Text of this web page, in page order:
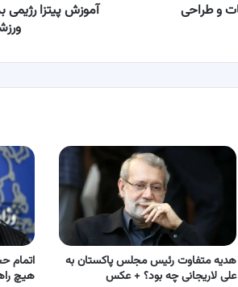
آموزش پیتزا رژیمی
هدیه متفاوت رئیس مجلس پاکستان به
علی لاریجانی چه بود؟ + عکس
اتمام
هیچ